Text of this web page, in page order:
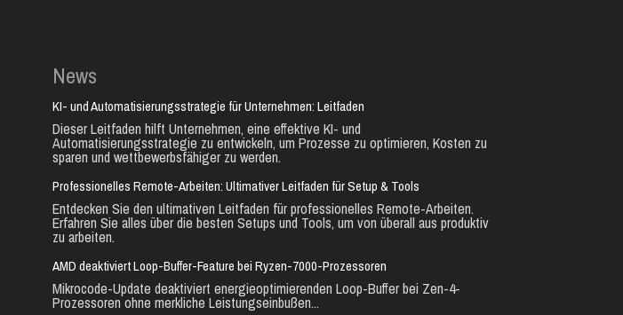
News
KI- und Automatisierungsstrategie für Unternehmen: Leitfaden
Dieser Leitfaden hilft Unternehmen, eine effektive KI- und
Automatisierungsstrategie zu entwickeln, um Prozesse zu optimieren, Kosten zu
sparen und wettbewerbsfähiger zu werden.
Professionelles Remote-Arbeiten: Ultimativer Leitfaden für Setup & Tools
Entdecken Sie den ultimativen Leitfaden für professionelles Remote-Arbeiten.
Erfahren Sie alles über die besten Setups und Tools, um von überall aus produktiv
zu arbeiten.
AMD deaktiviert Loop-Buffer-Feature bei Ryzen-7000-Prozessoren
Mikrocode-Update deaktiviert energieoptimierenden Loop-Buffer bei Zen-4-
Prozessoren ohne merkliche Leistungseinbußen...